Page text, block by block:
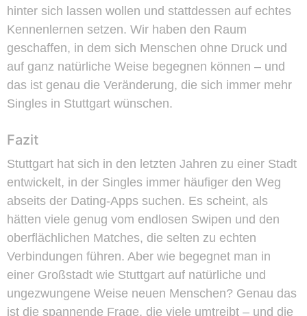
hinter sich lassen wollen und stattdessen auf echtes
Kennenlernen setzen. Wir haben den Raum
geschaffen, in dem sich Menschen ohne Druck und
auf ganz natürliche Weise begegnen können – und
das ist genau die Veränderung, die sich immer mehr
Singles in Stuttgart wünschen.
Fazit
Stuttgart hat sich in den letzten Jahren zu einer Stadt
entwickelt, in der Singles immer häufiger den Weg
abseits der Dating-Apps suchen. Es scheint, als
hätten viele genug vom endlosen Swipen und den
oberflächlichen Matches, die selten zu echten
Verbindungen führen. Aber wie begegnet man in
einer Großstadt wie Stuttgart auf natürliche und
ungezwungene Weise neuen Menschen? Genau das
ist die spannende Frage, die viele umtreibt – und die